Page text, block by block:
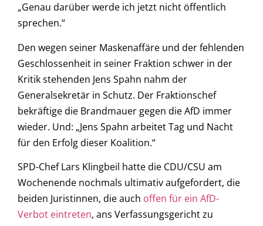
„Genau darüber werde ich jetzt nicht öffentlich
sprechen.“
Den wegen seiner Maskenaffäre und der fehlenden
Geschlossenheit in seiner Fraktion schwer in der
Kritik stehenden Jens Spahn nahm der
Generalsekretär in Schutz. Der Fraktionschef
bekräftige die Brandmauer gegen die AfD immer
wieder. Und: „Jens Spahn arbeitet Tag und Nacht
für den Erfolg dieser Koalition.“
SPD-Chef Lars Klingbeil hatte die CDU/CSU am
Wochenende nochmals ultimativ aufgefordert, die
beiden Juristinnen, die auch offen für ein AfD-
Verbot eintreten, ans Verfassungsgericht zu